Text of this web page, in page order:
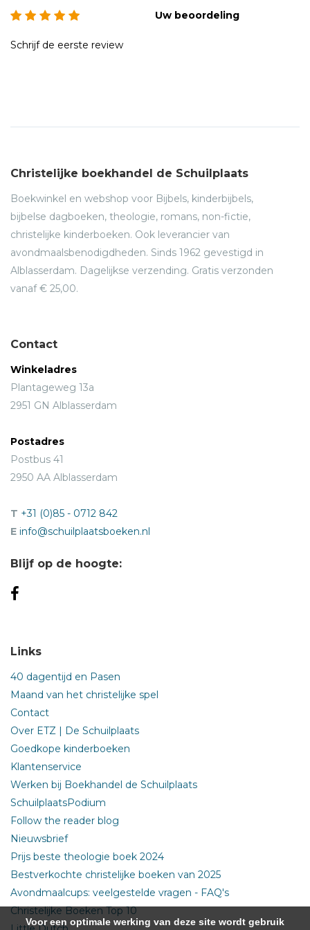
Uw beoordeling
Schrijf de eerste review
Christelijke boekhandel de Schuilplaats
Boekwinkel en webshop voor Bijbels, kinderbijbels,
bijbelse dagboeken, theologie, romans, non-fictie,
christelijke kinderboeken. Ook leverancier van
avondmaalsbenodigdheden. Sinds 1962 gevestigd in
Alblasserdam. Dagelijkse verzending. Gratis verzonden
vanaf € 25,00.
Contact
Winkeladres
Plantageweg 13a
2951 GN Alblasserdam
Postadres
Postbus 41
2950 AA Alblasserdam
T +31 (0)85 - 0712 842
E info@schuilplaatsboeken.nl
Blijf op de hoogte:
Links
40 dagentijd en Pasen
Maand van het christelijke spel
Contact
Over ETZ | De Schuilplaats
Goedkope kinderboeken
Klantenservice
Werken bij Boekhandel de Schuilplaats
SchuilplaatsPodium
Follow the reader blog
Nieuwsbrief
Prijs beste theologie boek 2024
Bestverkochte christelijke boeken van 2025
Avondmaalcups: veelgestelde vragen - FAQ's
Christelijke Boeken Top 10
Voor een optimale werking van deze site wordt gebruik